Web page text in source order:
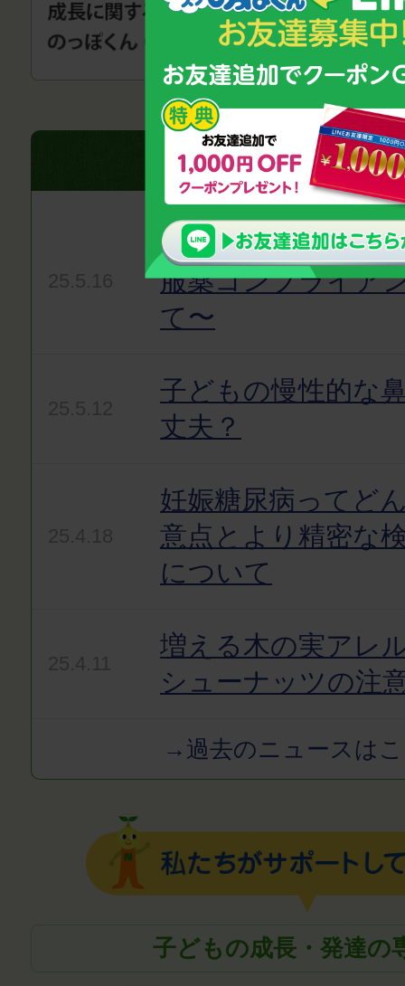
気になるニュースをお
絵本で子どもの薬
服薬コンプライア
て〜
子どもの慢性的な
丈夫？
妊娠糖尿病ってど
意点とより精密な
について
増える木の実アレ
シューナッツの注
→過去のニュースは
子どもの成長・発達の